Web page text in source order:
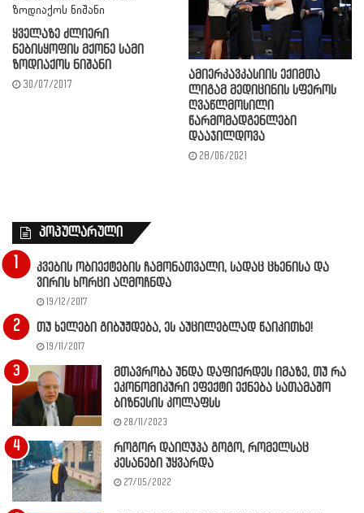
ყველაზე ძლიერი
ნებისყოფის მქონე სამი
ზოდიაქოს ნიშანი
30/07/2017
ამიერკავკასიის ექიმთა
ლიგამ მედიცინის სფეროს
ღვაწლმოსილი
წარმომადგენლები
დააჯილდოვა
28/06/2021
პოპულარული
კვების ობიექტების ჩამონათვალი, სადაც ცხენისა და
ვირის ხორცი აღმოჩნდა
19/12/2017
თუ ხელები გიბუჟდება, ეს აუცილებლად წაიკითხე!
19/11/2017
მთავრობა უნდა დაფიქრდეს იმაზე, თუ რა
ეკონომიკური ეფექტი ექნება სათამაშო
ბიზნესის კოლაფსს
28/11/2023
როგორ დაიღუპა გოგო, რომელსაც
კესანები უყვარდა
27/05/2022